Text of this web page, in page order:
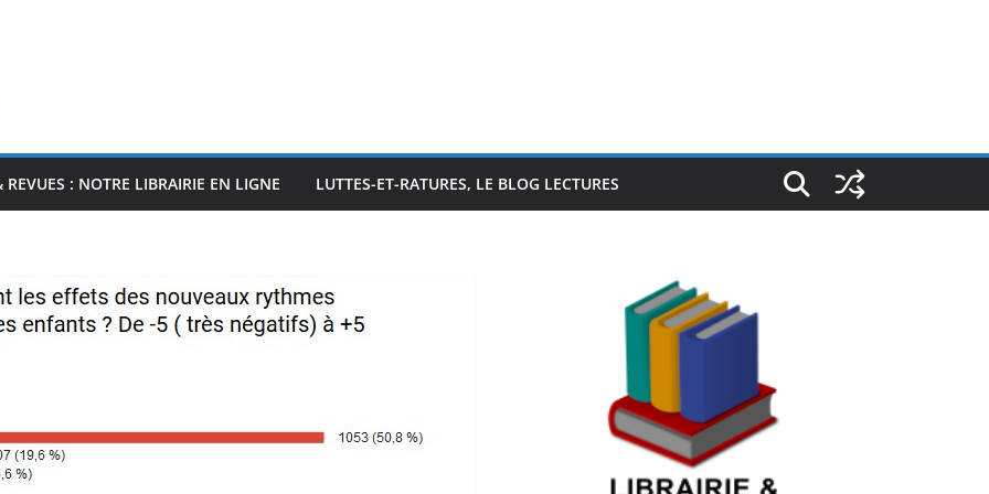
REVUES : NOTRE LIBRAIRIE EN LIGNE LUTTES-ET-RATURES, LE BLOG LECTURES